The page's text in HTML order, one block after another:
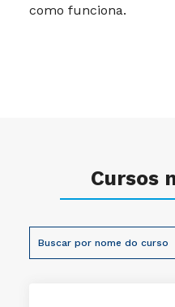
como funciona.
Cursos